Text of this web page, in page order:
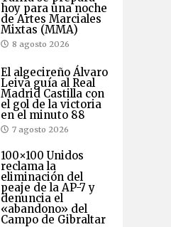
hoy para una noche
de Artes Marciales
Mixtas (MMA)
8 agosto 2026
El algecireño Álvaro
Leiva guía al Real
Madrid Castilla con
el gol de la victoria
en el minuto 88
7 agosto 2026
100×100 Unidos
reclama la
eliminación del
peaje de la AP-7 y
denuncia el
«abandono» del
Campo de Gibraltar